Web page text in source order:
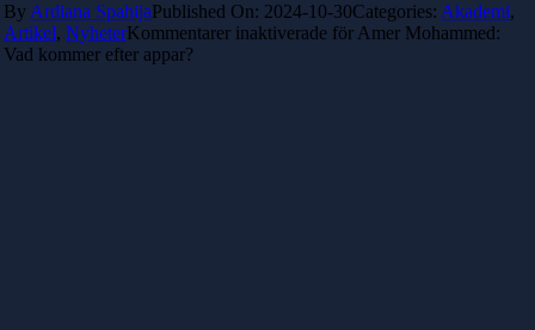
By Ardiana SpahijaPublished On: 2024-10-30Categories: Akademi,
Artikel, NyheterKommentarer inaktiverade för Amer Mohammed:
Vad kommer efter appar?